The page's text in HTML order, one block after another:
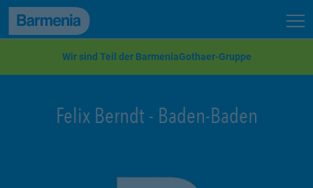
zum Seiteninhalt
Back to top
Wir sind Teil der BarmeniaGothaer-Gruppe
Felix Berndt - Baden-Baden